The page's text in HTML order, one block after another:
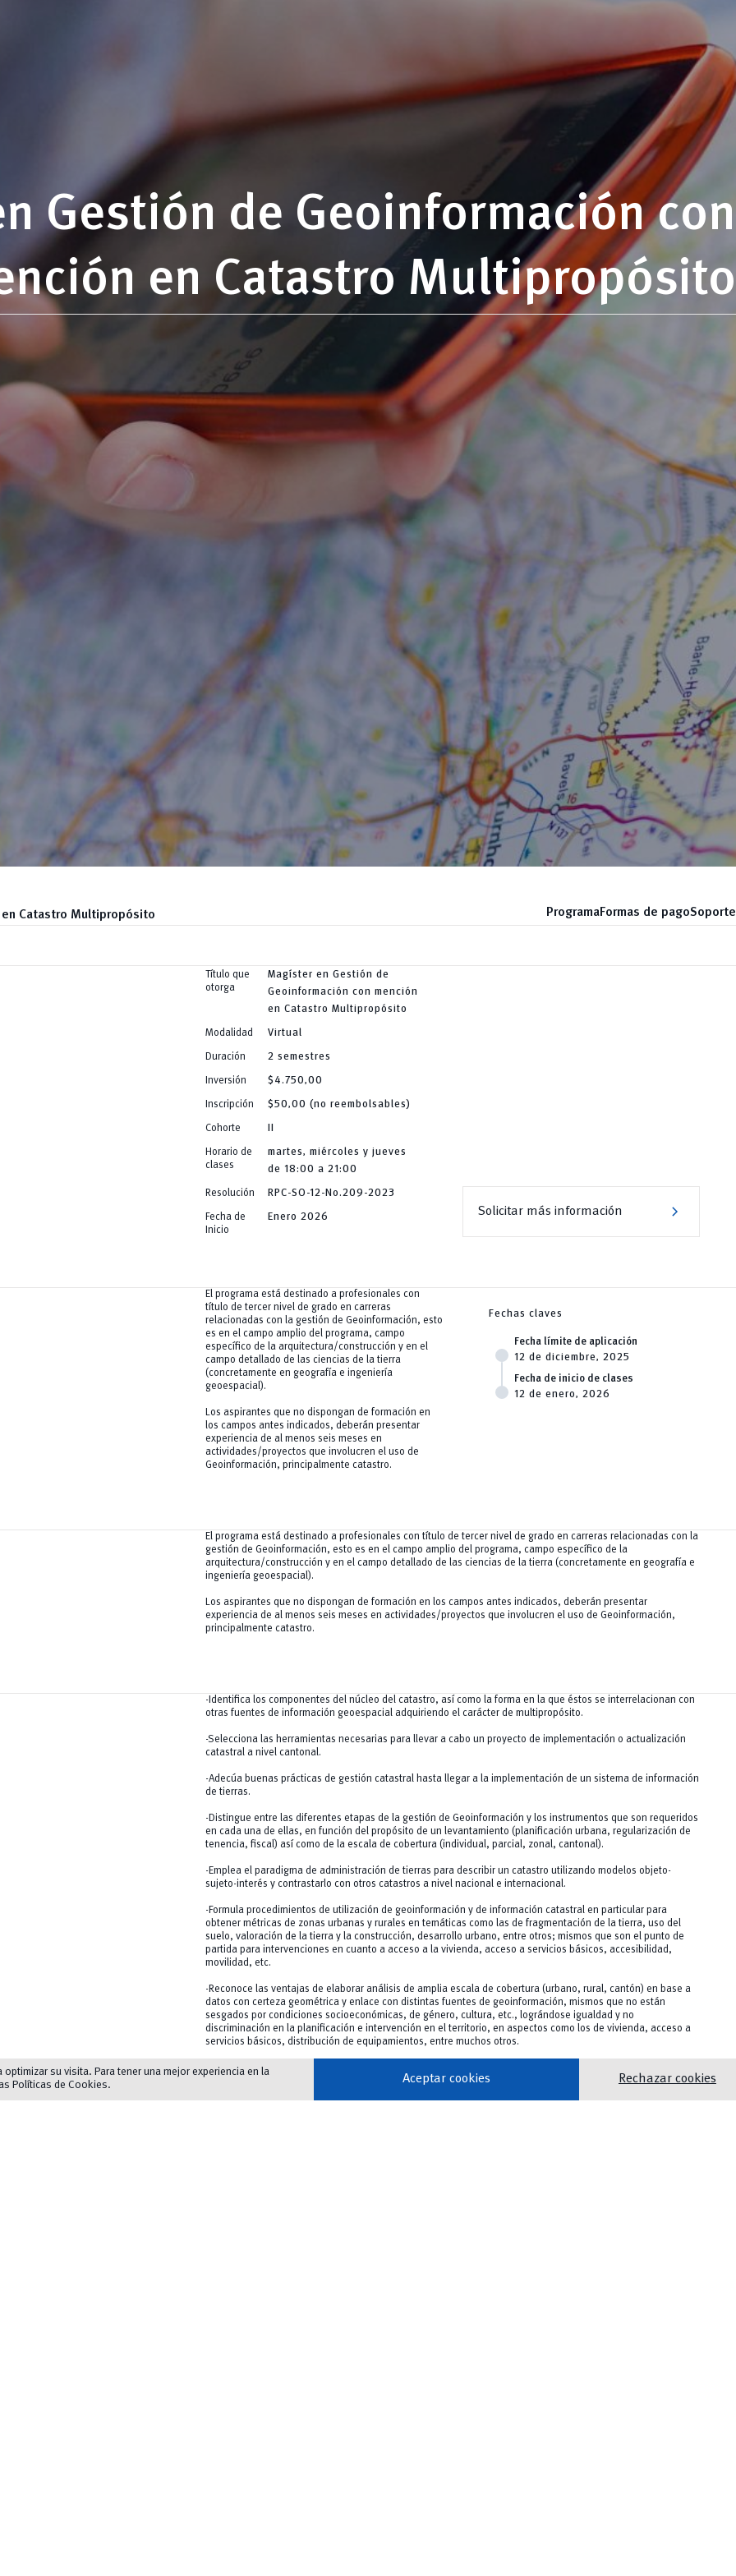
Gestión de Geoinformación con
en Catastro Multipropósito
Catastro Multipropósito ProgramaFormas de pagoSoporte
Título que
otorga
Magíster en Gestión de
Geoinformación con mención
en Catastro Multipropósito
Modalidad Virtual
Duración 2 semestres
Inversión $4.750,00
Inscripción $50,00 (no reembolsables)
Cohorte
Horario de
clases
martes, miércoles y jueves
de 18:00 a 21:00
Resolución RPC-SO-12-No.209-2023
Fecha de
Inicio
Enero 2026 Solicitar más información chevron_right
El programa está destinado a profesionales con
título de tercer nivel de grado en carreras
relacionadas con la gestión de Geoinformación, esto
es en el campo amplio del programa, campo
específico de la arquitectura/construcción y en el
campo detallado de las ciencias de la tierra
(concretamente en geografía e ingeniería
geoespacial).
Los aspirantes que no dispongan de formación en
los campos antes indicados, deberán presentar
experiencia de al menos seis meses en
actividades/proyectos que involucren el uso de
Geoinformación, principalmente catastro.
Fechas claves
Fecha límite de aplicación
12 de diciembre, 2025
Fecha de inicio de clases
12 de enero, 2026
El programa está destinado a profesionales con título de tercer nivel de grado en carreras relacionadas con la
gestión de Geoinformación, esto es en el campo amplio del programa, campo específico de la
arquitectura/construcción y en el campo detallado de las ciencias de la tierra (concretamente en geografía e
ingeniería geoespacial).
Los aspirantes que no dispongan de formación en los campos antes indicados, deberán presentar
experiencia de al menos seis meses en actividades/proyectos que involucren el uso de Geoinformación,
principalmente catastro.
-Identifica los componentes del núcleo del catastro, así como la forma en la que éstos se interrelacionan con
otras fuentes de información geoespacial adquiriendo el carácter de multipropósito.
-Selecciona las herramientas necesarias para llevar a cabo un proyecto de implementación o actualización
catastral a nivel cantonal.
-Adecúa buenas prácticas de gestión catastral hasta llegar a la implementación de un sistema de información
de tierras.
-Distingue entre las diferentes etapas de la gestión de Geoinformación y los instrumentos que son requeridos
en cada una de ellas, en función del propósito de un levantamiento (planificación urbana, regularización de
tenencia, fiscal) así como de la escala de cobertura (individual, parcial, zonal, cantonal).
-Emplea el paradigma de administración de tierras para describir un catastro utilizando modelos objeto-
sujeto-interés y contrastarlo con otros catastros a nivel nacional e internacional.
-Formula procedimientos de utilización de geoinformación y de información catastral en particular para
obtener métricas de zonas urbanas y rurales en temáticas como las de fragmentación de la tierra, uso del
suelo, valoración de la tierra y la construcción, desarrollo urbano, entre otros; mismos que son el punto de
partida para intervenciones en cuanto a acceso a la vivienda, acceso a servicios básicos, accesibilidad,
movilidad, etc.
-Reconoce las ventajas de elaborar análisis de amplia escala de cobertura (urbano, rural, cantón) en base a
datos con certeza geométrica y enlace con distintas fuentes de geoinformación, mismos que no están
sesgados por condiciones socioeconómicas, de género, cultura, etc., lográndose igualdad y no
discriminación en la planificación e intervención en el territorio, en aspectos como los de vivienda, acceso a
servicios básicos, distribución de equipamientos, entre muchos otros.
su visita. Para tener una mejor experiencia en la
Políticas de Cookies. Aceptar cookies Rechazar cookies